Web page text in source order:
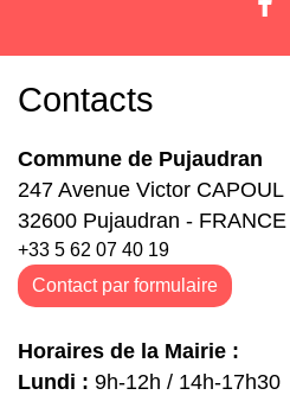
Contacts
Commune de Pujaudran
247 Avenue Victor CAPOUL
32600 Pujaudran - FRANCE
+33 5 62 07 40 19
Contact par formulaire
Horaires de la Mairie :
Lundi : 9h-12h / 14h-17h30